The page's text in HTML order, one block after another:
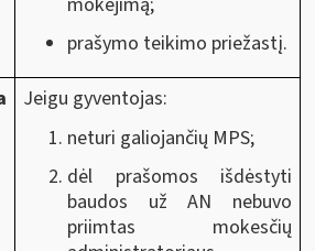
prašymo teikimo priežastį.
Jeigu gyventojas:
neturi galiojančių MPS;
dėl prašomos išdėstyti
baudos už AN nebuvo
priimtas mokesčių